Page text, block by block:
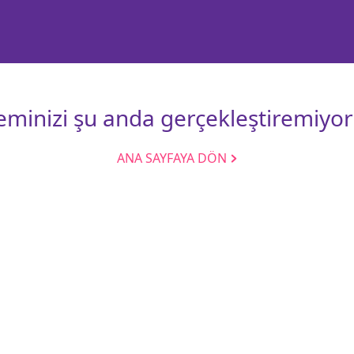
şu anda
ANA SAYFAYA DÖN